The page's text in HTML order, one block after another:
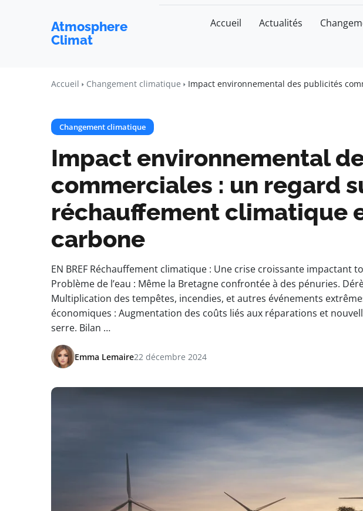
Atmosphere
Climat
Accueil Actualités
Accueil Changement climatique Impact environnemental des publicités
Changement climatique
Impact environnemental
commerciales : un regard
réchauffement climatique
carbone
EN BREF Réchauffement climatique : Une crise croissante impactant
Problème de l’eau : Même la Bretagne confrontée à des pénuries.
Multiplication des tempêtes, incendies, et autres événements
économiques : Augmentation des coûts liés aux réparations et
serre. Bilan …
Emma Lemaire22 décembre 2024